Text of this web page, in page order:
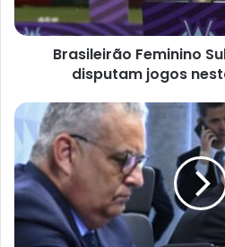
Brasileirão Feminino
disputam jogos